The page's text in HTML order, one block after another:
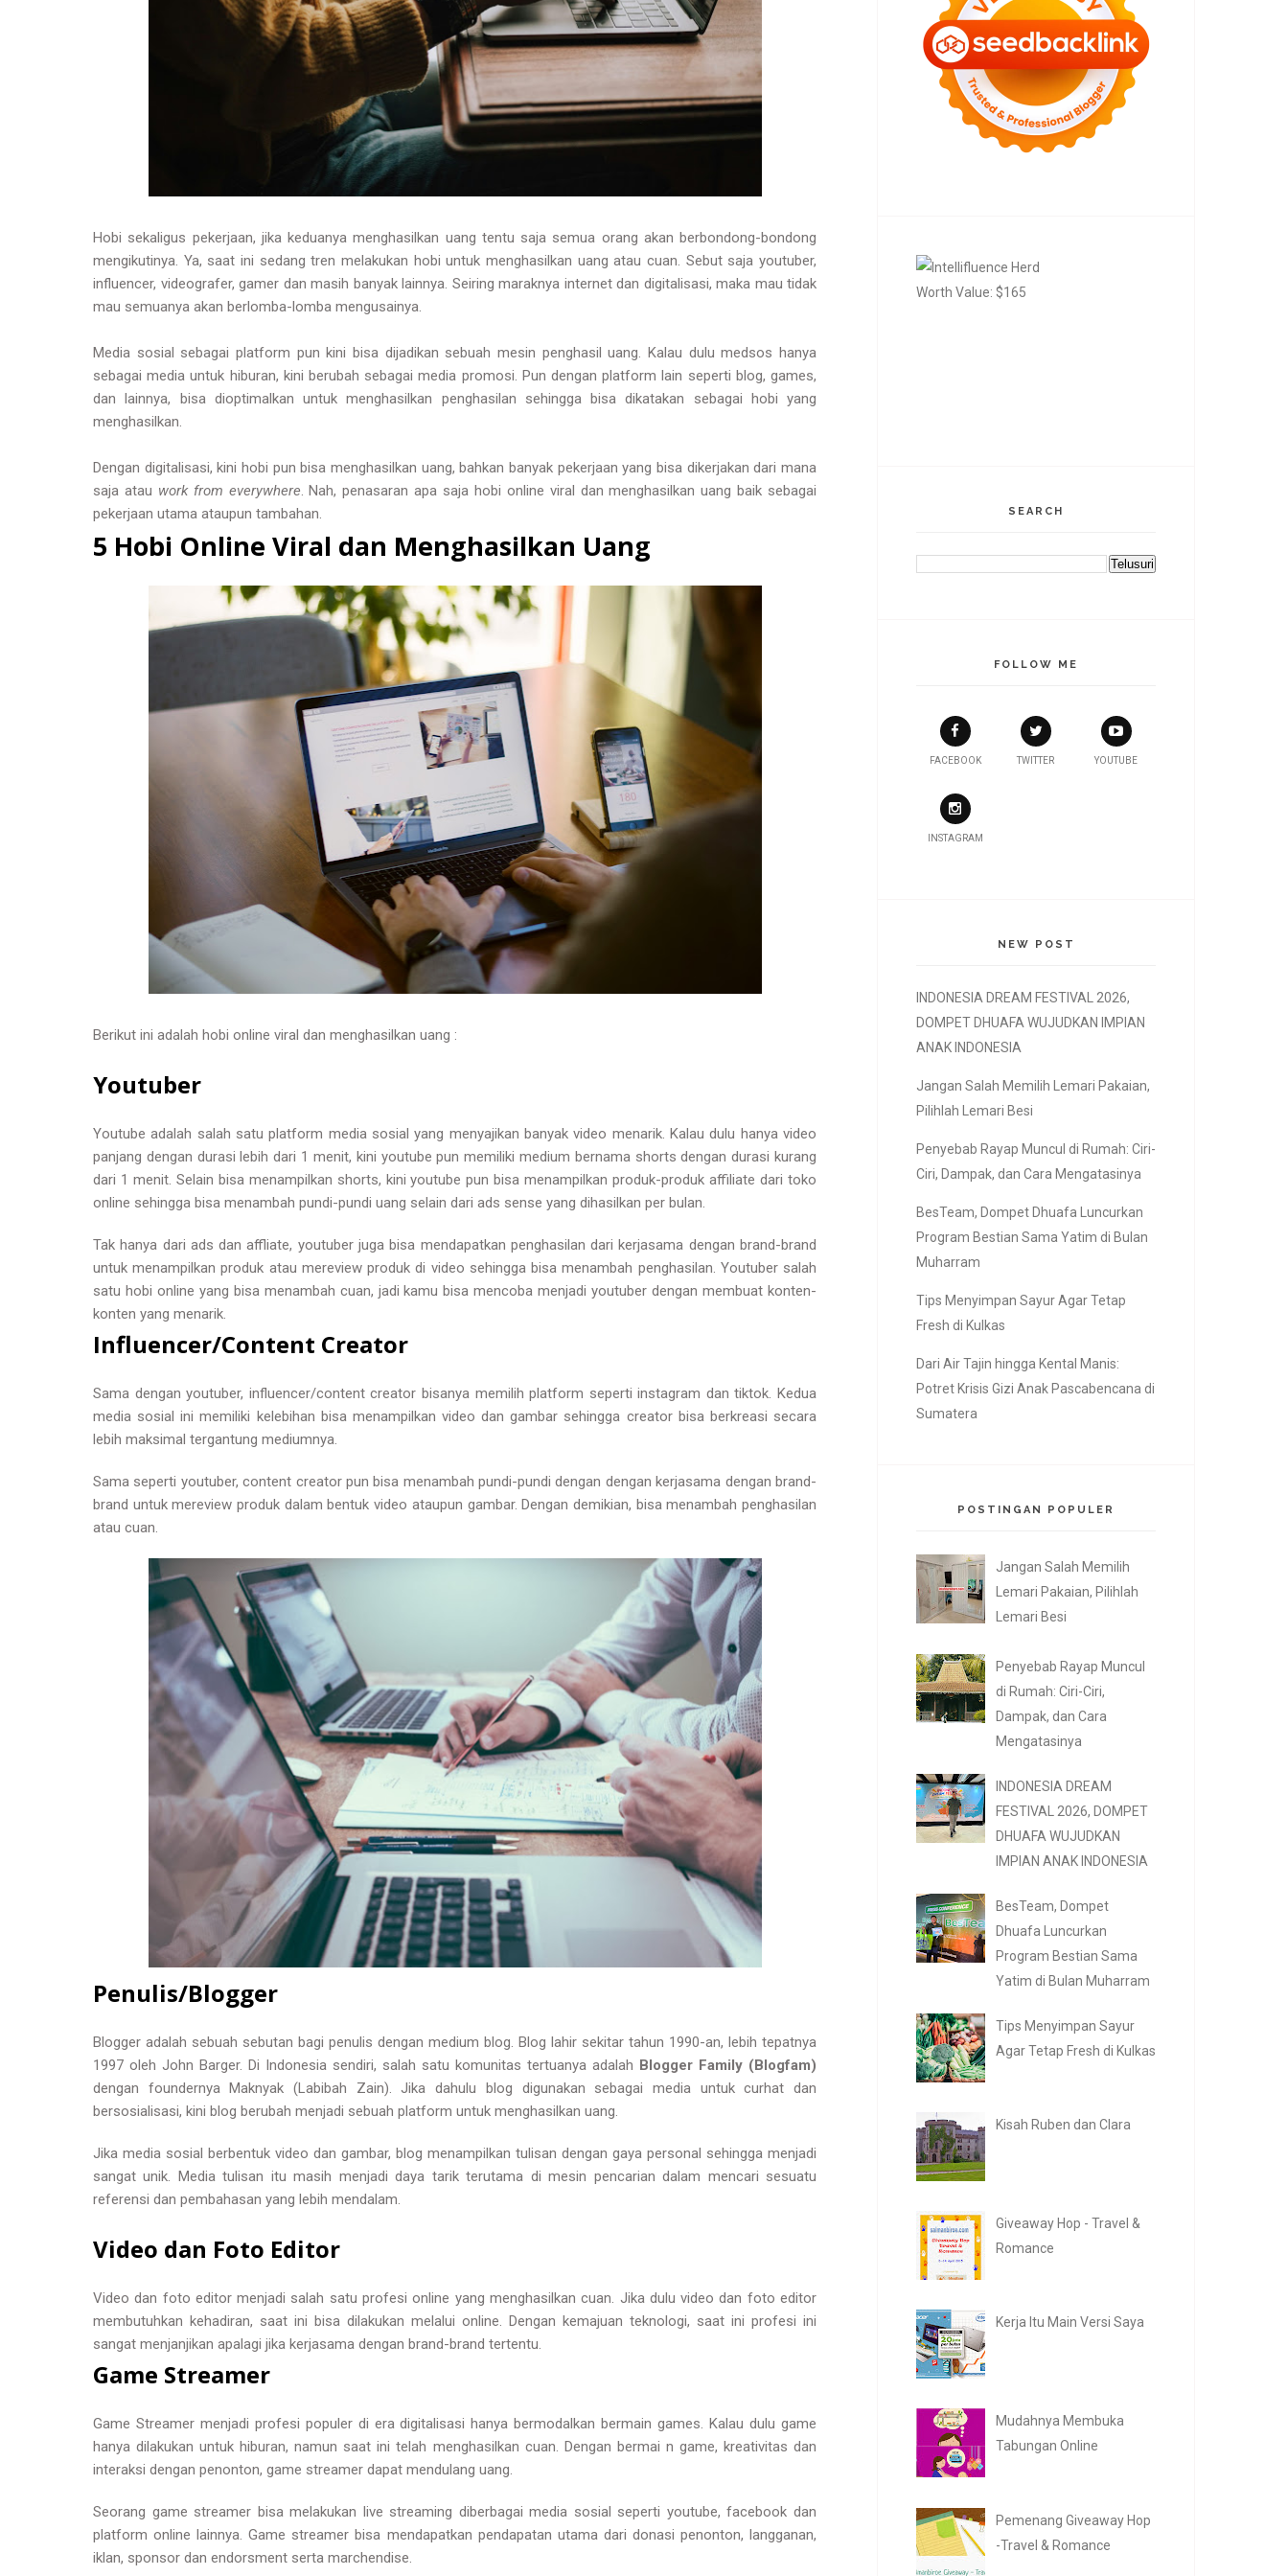
Hobi sekaligus pekerjaan, jika keduanya menghasilkan uang tentu saja semua orang akan berbondong-bondong
mengikutinya. Ya, saat ini sedang tren melakukan hobi untuk menghasilkan uang atau cuan. Sebut saja youtuber,
influencer, videografer, gamer dan masih banyak lainnya. Seiring maraknya internet dan digitalisasi, maka mau tidak
mau semuanya akan berlomba-lomba mengusainya.
Media sosial sebagai platform pun kini bisa dijadikan sebuah mesin penghasil uang. Kalau dulu medsos hanya
sebagai media untuk hiburan, kini berubah sebagai media promosi. Pun dengan platform lain seperti blog, games,
dan lainnya, bisa dioptimalkan untuk menghasilkan penghasilan sehingga bisa dikatakan sebagai hobi yang
menghasilkan.
Dengan digitalisasi, kini hobi pun bisa menghasilkan uang, bahkan banyak pekerjaan yang bisa dikerjakan dari mana
saja atau work from everywhere. Nah, penasaran apa saja hobi online viral dan menghasilkan uang baik sebagai
pekerjaan utama ataupun tambahan.
5 Hobi Online Viral dan Menghasilkan Uang
Berikut ini adalah hobi online viral dan menghasilkan uang :
Youtuber
Youtube adalah salah satu platform media sosial yang menyajikan banyak video menarik. Kalau dulu hanya video
panjang dengan durasi lebih dari 1 menit, kini youtube pun memiliki medium bernama shorts dengan durasi kurang
dari 1 menit. Selain bisa menampilkan shorts, kini youtube pun bisa menampilkan produk-produk affiliate dari toko
online sehingga bisa menambah pundi-pundi uang selain dari ads sense yang dihasilkan per bulan.
Tak hanya dari ads dan affliate, youtuber juga bisa mendapatkan penghasilan dari kerjasama dengan brand-brand
untuk menampilkan produk atau mereview produk di video sehingga bisa menambah penghasilan. Youtuber salah
satu hobi online yang bisa menambah cuan, jadi kamu bisa mencoba menjadi youtuber dengan membuat konten-
konten yang menarik.
Influencer/Content Creator
Sama dengan youtuber, influencer/content creator bisanya memilih platform seperti instagram dan tiktok. Kedua
media sosial ini memiliki kelebihan bisa menampilkan video dan gambar sehingga creator bisa berkreasi secara
lebih maksimal tergantung mediumnya.
Sama seperti youtuber, content creator pun bisa menambah pundi-pundi dengan dengan kerjasama dengan brand-
brand untuk mereview produk dalam bentuk video ataupun gambar. Dengan demikian, bisa menambah penghasilan
atau cuan.
Penulis/Blogger
Blogger adalah sebuah sebutan bagi penulis dengan medium blog. Blog lahir sekitar tahun 1990-an, lebih tepatnya
1997 oleh John Barger. Di Indonesia sendiri, salah satu komunitas tertuanya adalah Blogger Family (Blogfam)
dengan foundernya Maknyak (Labibah Zain). Jika dahulu blog digunakan sebagai media untuk curhat dan
bersosialisasi, kini blog berubah menjadi sebuah platform untuk menghasilkan uang.
Jika media sosial berbentuk video dan gambar, blog menampilkan tulisan dengan gaya personal sehingga menjadi
sangat unik. Media tulisan itu masih menjadi daya tarik terutama di mesin pencarian dalam mencari sesuatu
referensi dan pembahasan yang lebih mendalam.
Video dan Foto Editor
Video dan foto editor menjadi salah satu profesi online yang menghasilkan cuan. Jika dulu video dan foto editor
membutuhkan kehadiran, saat ini bisa dilakukan melalui online. Dengan kemajuan teknologi, saat ini profesi ini
sangat menjanjikan apalagi jika kerjasama dengan brand-brand tertentu.
Game Streamer
Game Streamer menjadi profesi populer di era digitalisasi hanya bermodalkan bermain games. Kalau dulu game
hanya dilakukan untuk hiburan, namun saat ini telah menghasilkan cuan. Dengan bermai n game, kreativitas dan
interaksi dengan penonton, game streamer dapat mendulang uang.
Seorang game streamer bisa melakukan live streaming diberbagai media sosial seperti youtube, facebook dan
platform online lainnya. Game streamer bisa mendapatkan pendapatan utama dari donasi penonton, langganan,
iklan, sponsor dan endorsment serta marchendise.
SEARCH
FOLLOW ME
FACEBOOK TWITTER YOUTUBE
INSTAGRAM
NEW POST
INDONESIA DREAM FESTIVAL 2026,
DOMPET DHUAFA WUJUDKAN IMPIAN
ANAK INDONESIA
Jangan Salah Memilih Lemari Pakaian,
Pilihlah Lemari Besi
Penyebab Rayap Muncul di Rumah: Ciri-
Ciri, Dampak, dan Cara Mengatasinya
BesTeam, Dompet Dhuafa Luncurkan
Program Bestian Sama Yatim di Bulan
Muharram
Tips Menyimpan Sayur Agar Tetap
Fresh di Kulkas
Dari Air Tajin hingga Kental Manis:
Potret Krisis Gizi Anak Pascabencana di
Sumatera
POSTINGAN POPULER
Jangan Salah Memilih
Lemari Pakaian, Pilihlah
Lemari Besi
Penyebab Rayap Muncul
di Rumah: Ciri-Ciri,
Dampak, dan Cara
Mengatasinya
INDONESIA DREAM
FESTIVAL 2026, DOMPET
DHUAFA WUJUDKAN
IMPIAN ANAK INDONESIA
BesTeam, Dompet
Dhuafa Luncurkan
Program Bestian Sama
Yatim di Bulan Muharram
Tips Menyimpan Sayur
Agar Tetap Fresh di Kulkas
Kisah Ruben dan Clara
Giveaway Hop - Travel &
Romance
Kerja Itu Main Versi Saya
Mudahnya Membuka
Tabungan Online
Pemenang Giveaway Hop
-Travel & Romance